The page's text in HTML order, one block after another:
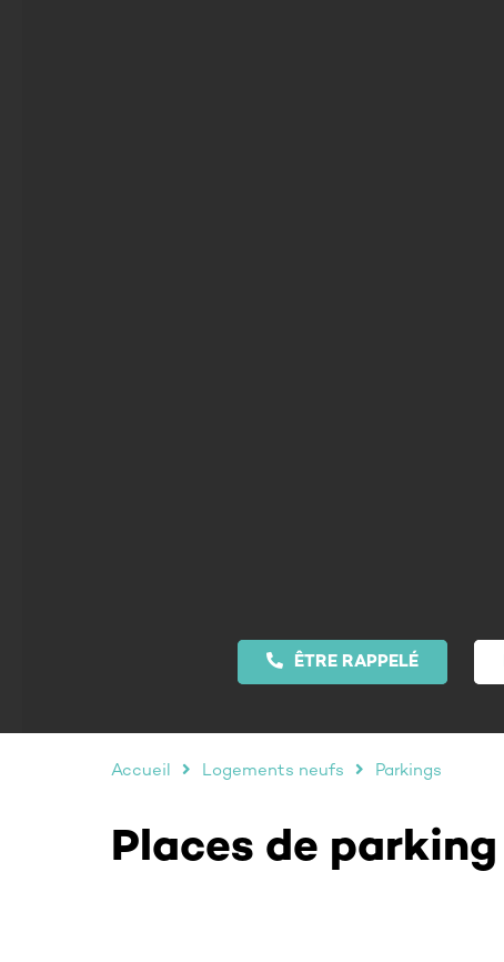
ÊTRE RAPPELÉ
Accueil Logements neufs Parkings
Places de parking